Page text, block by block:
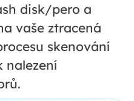
disk/pero a
vaše ztracená
skenování
nalezení